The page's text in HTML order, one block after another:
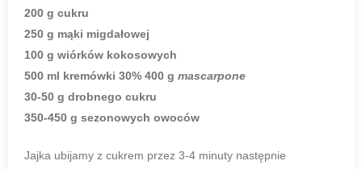
200 g cukru
250 g mąki migdałowej
100 g wiórków kokosowych
500 ml kremówki 30% 400 g mascarpone
30-50 g drobnego cukru
350-450 g sezonowych owoców
Jajka ubijamy z cukrem przez 3-4 minuty następnie